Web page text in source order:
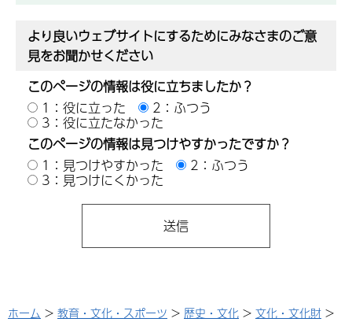
より良いウェブサイトにするためにみなさまのご意
見をお聞かせください
このページの情報は役に立ちましたか？
1：役に立った
2：ふつう
3：役に立たなかった
このページの情報は見つけやすかったですか？
1：見つけやすかった
2：ふつう
3：見つけにくかった
ホーム > 教育・文化・スポーツ > 歴史・文化 > 文化・文化財 >